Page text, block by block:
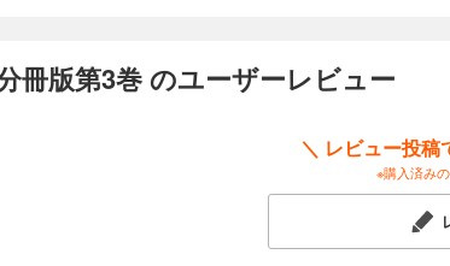
、ある日交通事故に遭い、気づいたときには異世界に転移していた
待ち受ける運命とは……。Web上に掲載され、絶賛を受けた異色の
第12巻！
版第3巻 のユーザーレビュー
＼ レビュー投稿
※購入済み